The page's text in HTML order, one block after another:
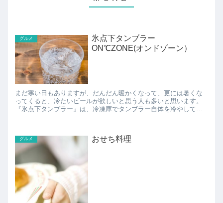
グルメ
氷点下タンブラー
ON℃ZONE(オンドゾーン）
まだ寒い日もありますが、だんだん暖かくなって、更には暑くな
ってくると、冷たいビールが欲しいと思う人も多いと思います。
『氷点下タンブラー』は、冷凍庫でタンブラー自体を冷やしてお
グルメ おせち料理